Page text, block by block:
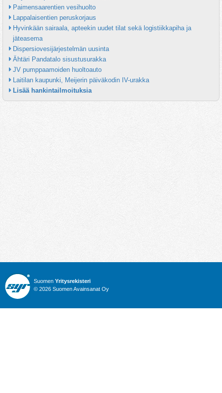
Paimensaarentien vesihuolto
Lappalaisentien peruskorjaus
Hyvinkään sairaala, apteekin uudet tilat sekä logistiikkapiha ja
jäteasema
Dispersiovesijärjestelmän uusinta
Ähtäri Pandatalo sisustusurakka
JV pumppaamoiden huoltoauto
Laitilan kaupunki, Meijerin päiväkodin IV-urakka
Lisää hankintailmoituksia
Suomen Yritysrekisteri
© 2026 Suomen Avainsanat Oy